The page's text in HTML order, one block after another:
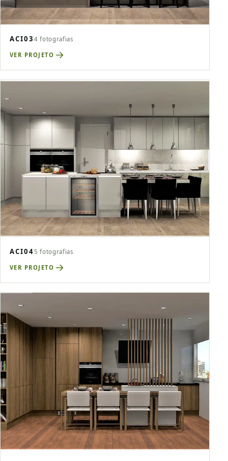
ACI03 4 fotografias
VER PROJETO
ACI04 5 fotografias
VER PROJETO